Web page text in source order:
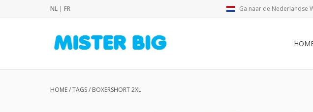
NL | FR Ga naar de Nederlandse
HOME/TAGS/ BOXERSHORT 2XL